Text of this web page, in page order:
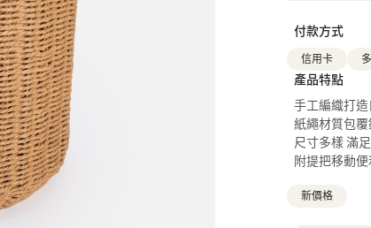
付款方式
信用卡
產品特點
手工編織打
紙繩材質包
尺寸多樣 滿
附提把移動便
新價格